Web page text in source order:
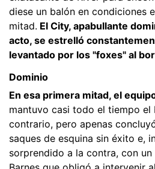
diese un balón en condiciones
mitad. El City, apabullante
acto, se estrelló
levantado por los "foxes" al
Dominio
En esa primera mitad, el
mantuvo casi todo el tiempo el
contrario, pero apenas
saques de esquina sin éxito e,
sorprendido a la contra, con